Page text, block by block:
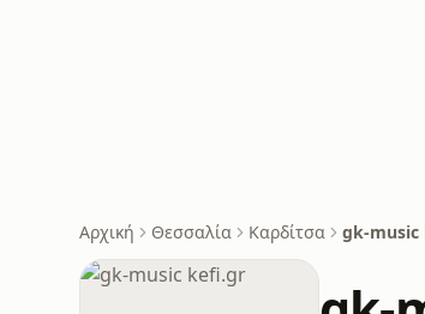
Αρχική Θεσσαλία Καρδίτσα gk-